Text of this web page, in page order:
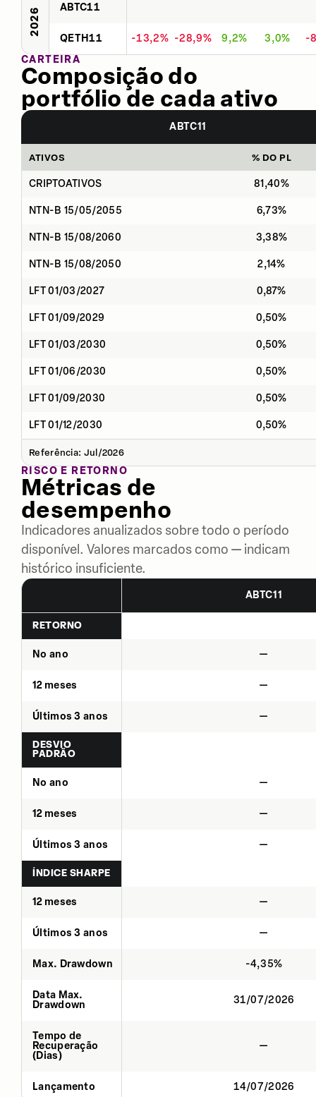
2026 ABTC11
QETH11 -13,2% -28,9% 9,2% 3,0%
-
CARTEIRA
Composição do
portfólio de cada ativo
ABTC11
ATIVOS % DO PL
CRIPTOATIVOS 81,40%
NTN-B 15/05/2055 6,73%
NTN-B 15/08/2060 3,38%
NTN-B 15/08/2050 2,14%
LFT 01/03/2027 0,87%
LFT 01/09/2029 0,50%
LFT 01/03/2030 0,50%
LFT 01/06/2030 0,50%
LFT 01/09/2030 0,50%
LFT 01/12/2030 0,50%
Referência: Jul/2026
RISCO E RETORNO
Métricas de
desempenho
Indicadores anualizados sobre todo o período
disponível. Valores marcados como — indicam
histórico insuficiente.
ABTC11
RETORNO
No ano —
12 meses —
Últimos 3 anos —
DESVIO
PADRÃO
No ano —
12 meses —
Últimos 3 anos —
ÍNDICE SHARPE
12 meses —
Últimos 3 anos —
Max. Drawdown -4,35%
Data Max.
Drawdown
31/07/2026
Tempo de
Recuperação
(Dias)
—
Lançamento 14/07/2026